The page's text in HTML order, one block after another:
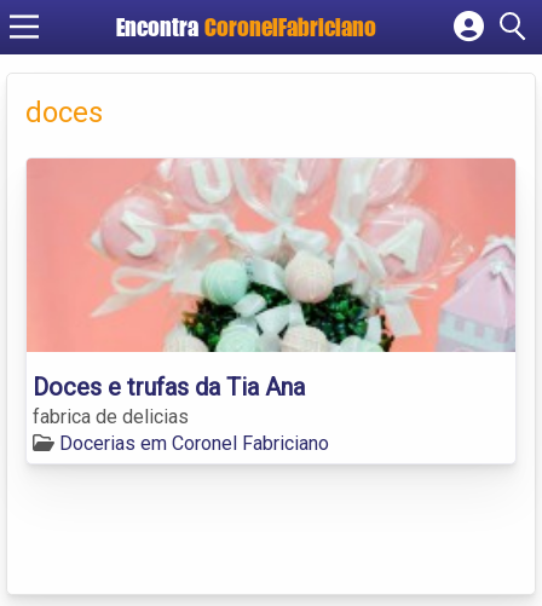
Encontra CoronelFabriciano
Cadastrar empresa
doces
Doces e trufas da Tia Ana
fabrica de delicias
Docerias em Coronel Fabriciano